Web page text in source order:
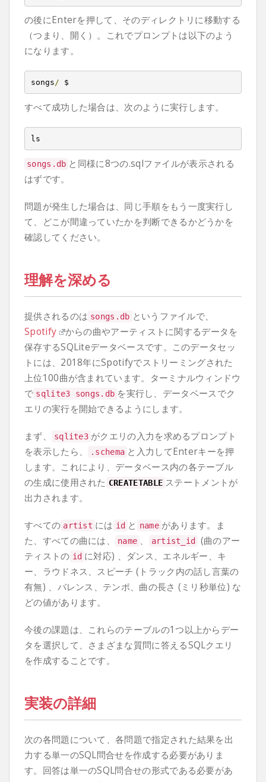
の後にEnterを押して、そのディレクトリに移動する
（つまり、開く）。これでプロンプトは以下のよう
になります。
songs / $
すべて成功した場合は、次のように実行します。
ls
songs . db と同様に8つの.sqlファイルが表示される
はずです。
問題が発生した場合は、同じ手順をもう一度実行し
て、どこが間違っていたかを判断できるかどうかを
確認してください。
理解を深める
提供されるのは songs . db というファイルで、
Spotify
からの曲やアーティストに関するデータを
保存するSQLiteデータベースです。このデータセッ
トには、2018年にSpotifyでストリーミングされた
上位100曲が含まれています。ターミナルウィンドウ
で sqlite3 songs . db を実行し、データベースでク
エリの実行を開始できるようにします。
まず、 sqlite3 がクエリの入力を求めるプロンプト
を表示したら、
. schema と入力してEnterキーを押
します。これにより、データベース内の各テーブル
の生成に使用された CREATETABLE ステートメントが
出力されます。
すべての artist には id と name があります。ま
た、すべての曲には、
name 、 artist_id
(曲のアー
ティストの id に対応) 、ダンス、エネルギー、キ
ー、ラウドネス、スピーチ (トラック内の話し言葉の
有無) 、バレンス、テンポ、曲の長さ (ミリ秒単位) な
どの値があります。
今後の課題は、これらのテーブルの1つ以上からデー
タを選択して、さまざまな質問に答えるSQLクエリ
を作成することです。
実装の詳細
次の各問題について、各問題で指定された結果を出
力する単一のSQL問合せを作成する必要がありま
す。回答は単一のSQL問合せの形式である必要があ